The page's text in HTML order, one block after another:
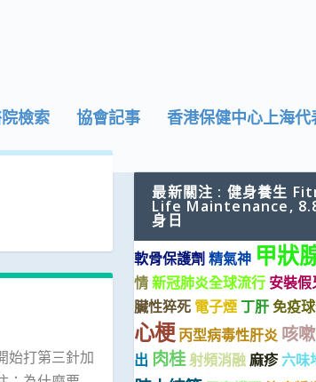
檢索 協會記事 香港保健中心上海代
始打第三針加
最新關注 : 健身養生
Life Maintenance,
身日
軟骨保護劑 精氣神 甲狀
情新冠肺炎全球流行 安裝假
臟性猝死 電子煙 丁肝免疫
心梗 丙型病毒性肝炎 咳嗽
出 肉桂射頻消融麻疹 六味